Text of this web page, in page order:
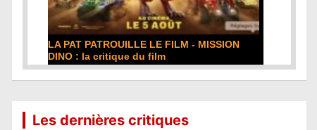
LA PAT PATROUILLE LE FILM - MISSION
DINO : la critique du film
Les dernières critiques